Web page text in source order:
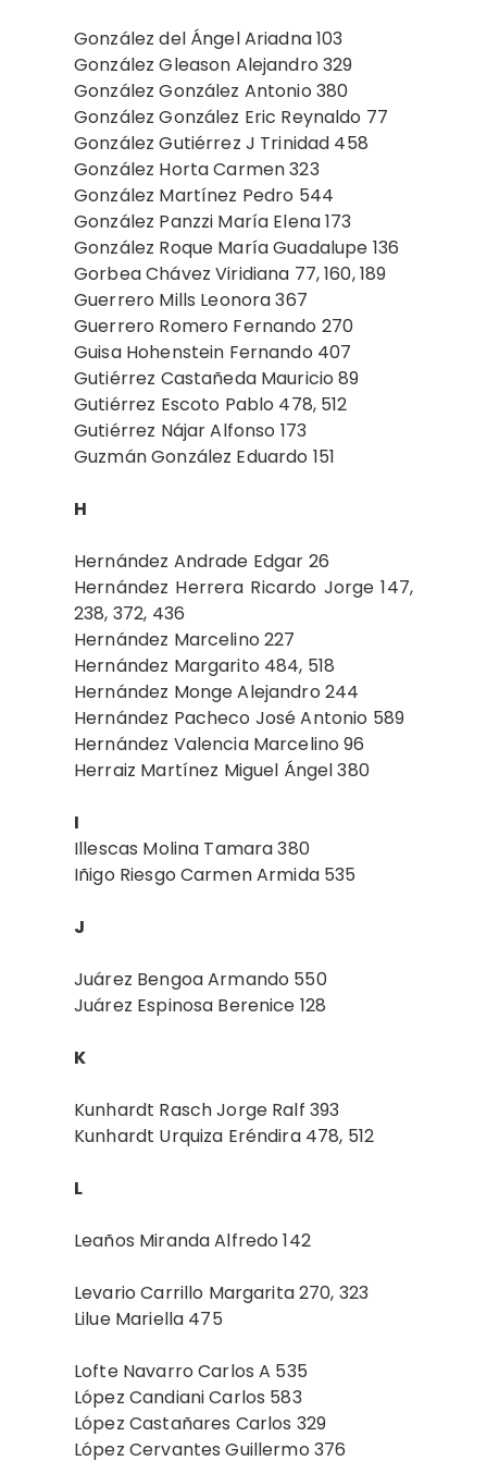
González del Ángel Ariadna 103
González Gleason Alejandro 329
González González Antonio 380
González González Eric Reynaldo 77
González Gutiérrez J Trinidad 458
González Horta Carmen 323
González Martínez Pedro 544
González Panzzi María Elena 173
González Roque María Guadalupe 136
Gorbea Chávez Viridiana 77, 160, 189
Guerrero Mills Leonora 367
Guerrero Romero Fernando 270
Guisa Hohenstein Fernando 407
Gutiérrez Castañeda Mauricio 89
Gutiérrez Escoto Pablo 478, 512
Gutiérrez Nájar Alfonso 173
Guzmán González Eduardo 151
H
Hernández Andrade Edgar 26
Hernández Herrera Ricardo Jorge 147,
238, 372, 436
Hernández Marcelino 227
Hernández Margarito 484, 518
Hernández Monge Alejandro 244
Hernández Pacheco José Antonio 589
Hernández Valencia Marcelino 96
Herraiz Martínez Miguel Ángel 380
I
Illescas Molina Tamara 380
Iñigo Riesgo Carmen Armida 535
J
Juárez Bengoa Armando 550
Juárez Espinosa Berenice 128
K
Kunhardt Rasch Jorge Ralf 393
Kunhardt Urquiza Eréndira 478, 512
L
Leaños Miranda Alfredo 142
Levario Carrillo Margarita 270, 323
Lilue Mariella 475
Lofte Navarro Carlos A 535
López Candiani Carlos 583
López Castañares Carlos 329
López Cervantes Guillermo 376